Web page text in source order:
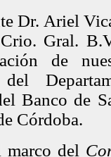
Dr. Ariel
Gral.
de
Banco de
Córdoba.
marco del